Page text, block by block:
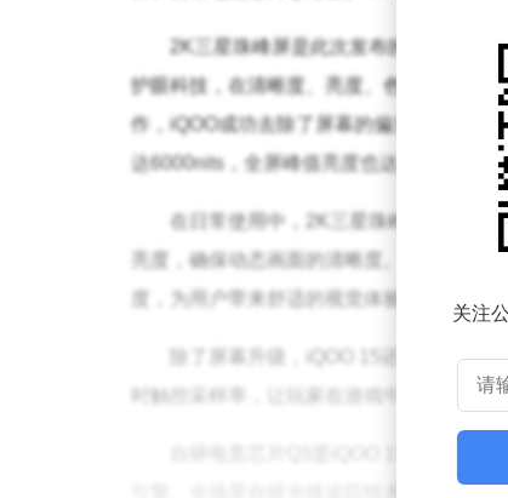
2K三星珠峰屏是此次发布的一大亮点
护眼科技，在清晰度、亮度、色彩、护眼
作，iQOO成功去除了屏幕的偏光层，大幅
达6000nits，全屏峰值亮度也达到了
在日常使用中，2K三星珠峰屏同样表
亮度，确保动态画面的清晰度。凭借三光
度，为用户带来舒适的视觉体验。
除了屏幕升级，iQOO 15还搭载了全
时触控采样率，让玩家在游戏中能够享受到
自研电竞芯片Q3是iQOO 15的另一大
关注